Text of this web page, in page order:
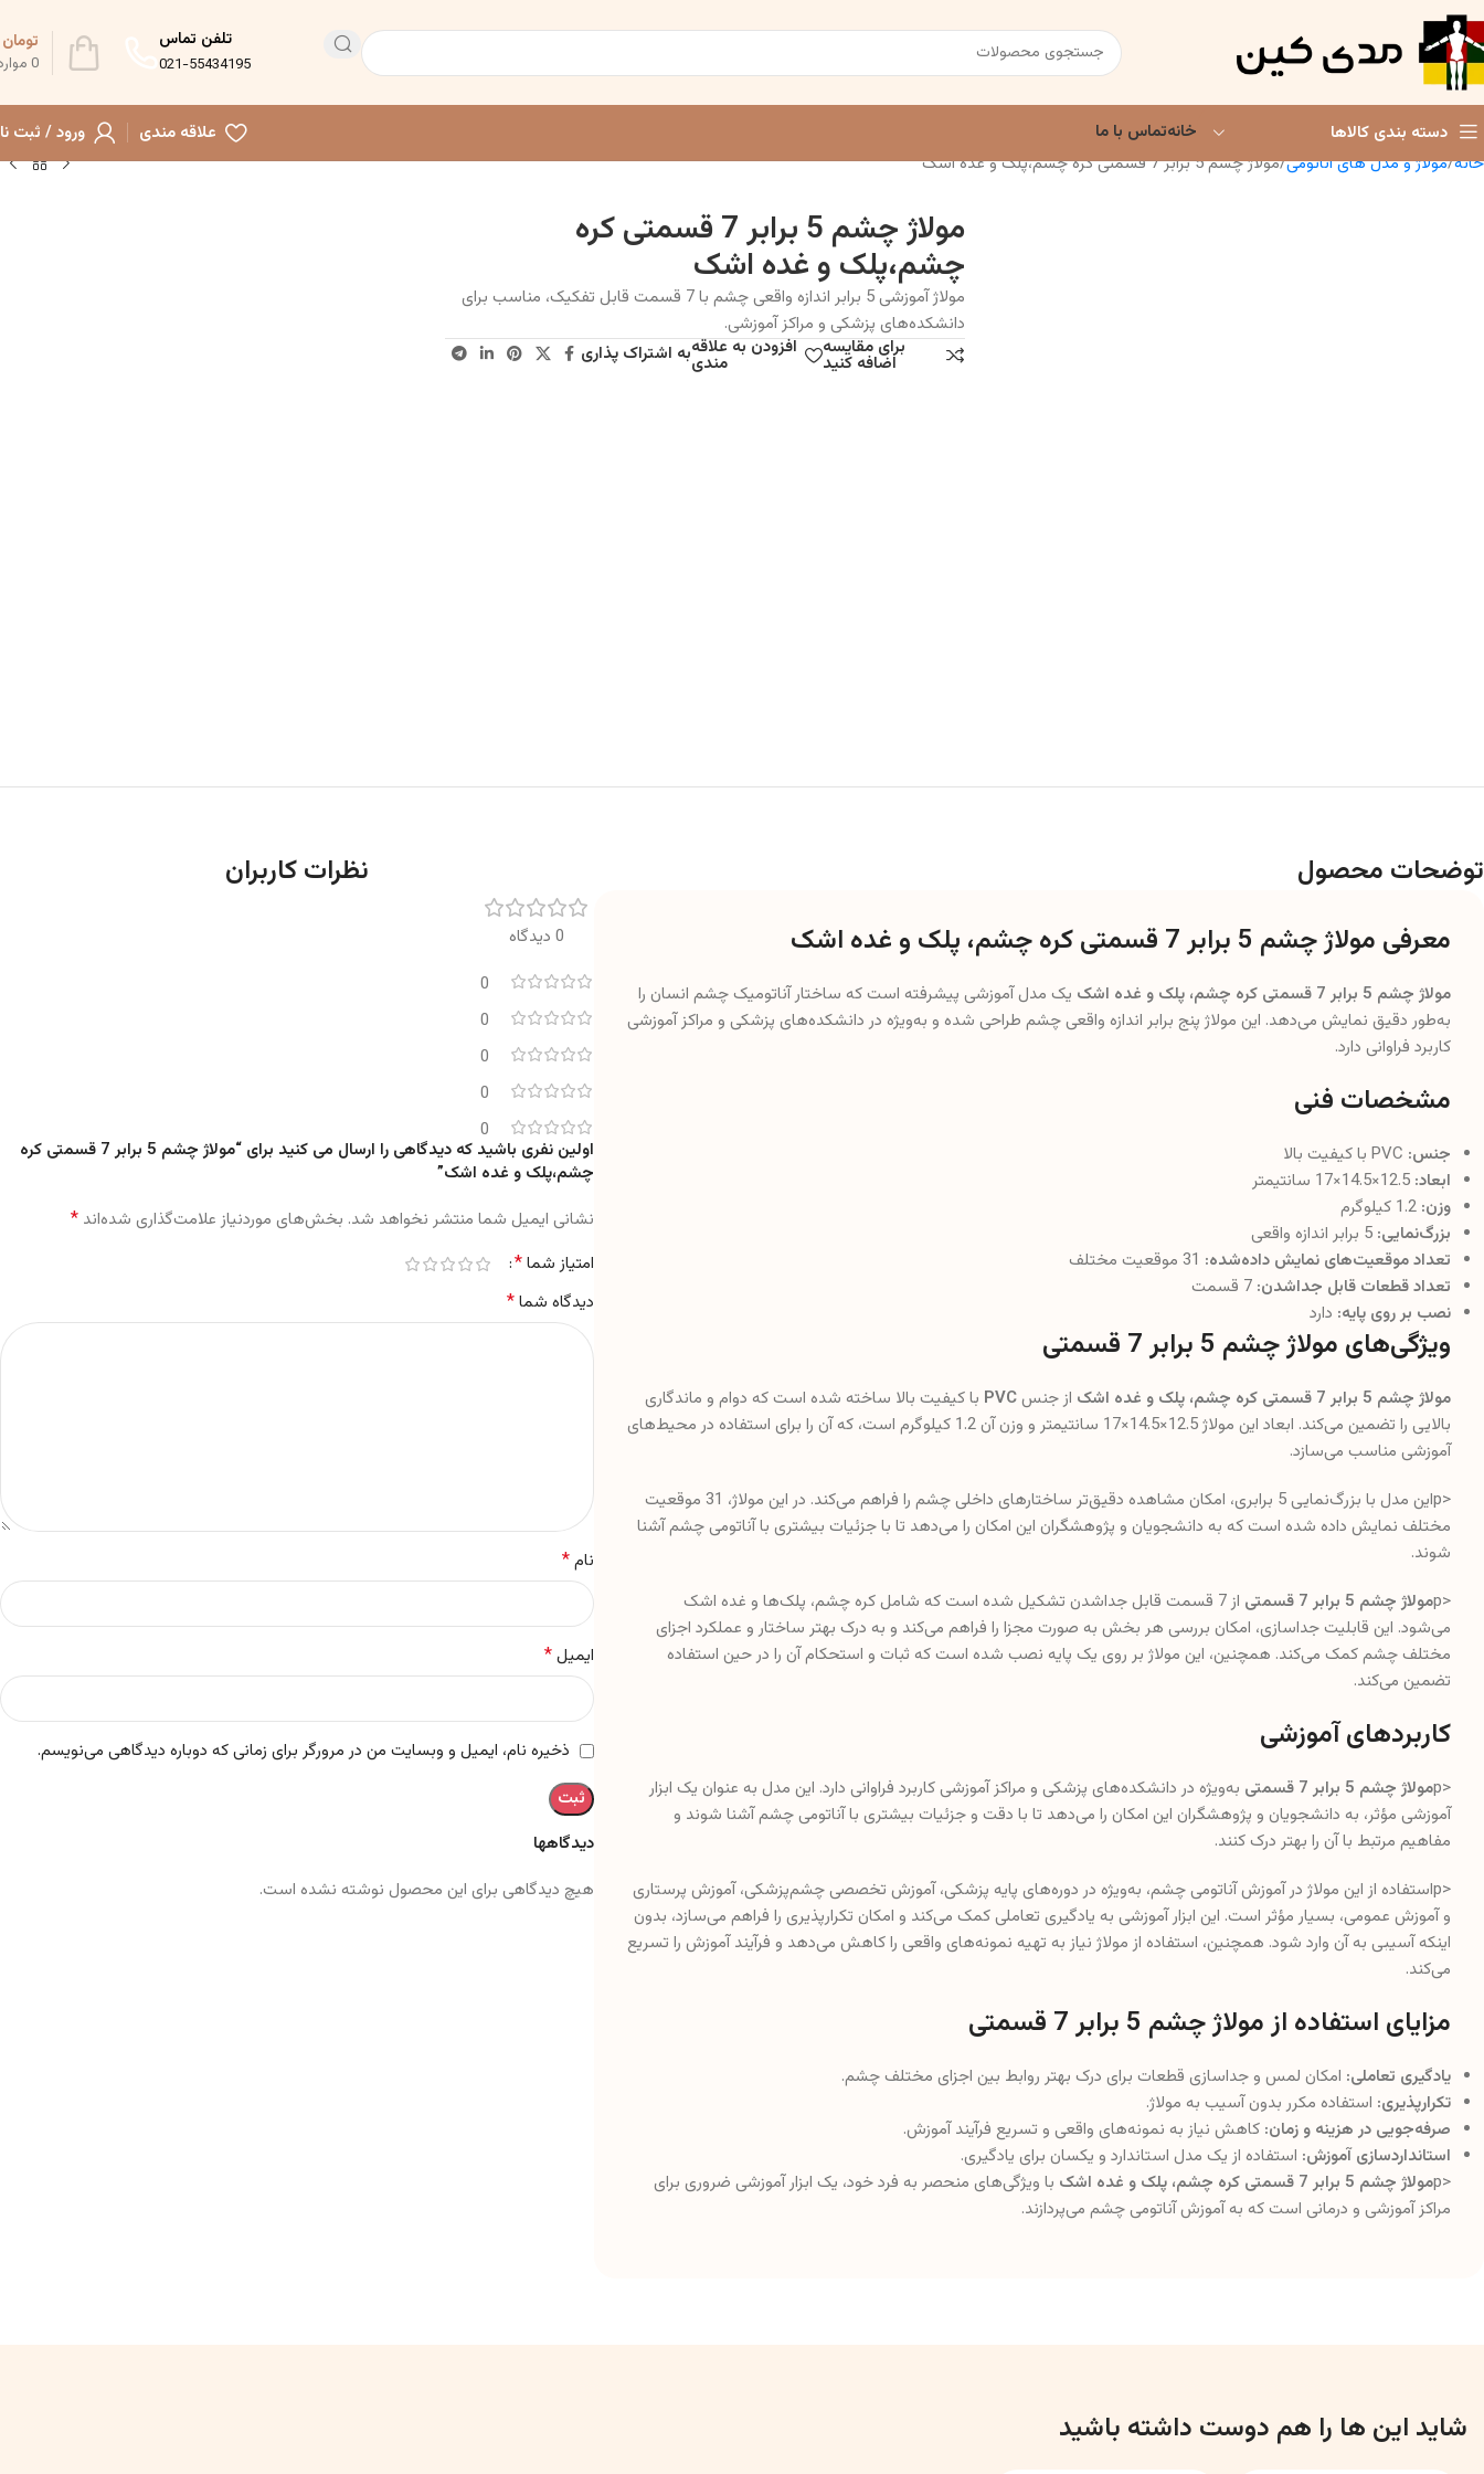
تلفن تماس
021-55434195
0
تومان
دسته بندی کالاها خانهتماس با ما علاقه مندی
ورود / ثبت
خانه مولاژ و مدل های آناتومی مولاژ چشم 5 برابر 7 قسمتی کره چشم،پلک و غده اشک
مولاژ چشم 5 برابر 7 قسمتی کره
چشم،پلک و غده اشک
مولاژ آموزشی 5 برابر اندازه واقعی چشم با 7 قسمت قابل تفکیک، مناسب برای
دانشکده‌های پزشکی و مراکز آموزشی.
برای مقایسه
اضافه کنید
افزودن به علاقه
مندیبه اشتراک پذاری
توضحات محصول
معرفی مولاژ چشم 5 برابر 7 قسمتی کره چشم، پلک و غده اشک
مولاژ چشم 5 برابر 7 قسمتی کره چشم، پلک و غده اشک
یک مدل آموزشی پیشرفته است که ساختار آناتومیک چشم انسان را
به‌طور دقیق نمایش می‌دهد. این مولاژ پنج برابر اندازه واقعی چشم طراحی شده و به‌ویژه در دانشکده‌های پزشکی و مراکز آموزشی
کاربرد فراوانی دارد.
مشخصات فنی
جنس:
ابعاد:
وزن:
بزرگ‌نمایی:
تعداد موقعیت‌های نمایش داده‌شده:
تعداد قطعات قابل جداشدن:
نصب بر روی پایه: دارد
ویژگی‌های مولاژ چشم 5 برابر 7 قسمتی
مولاژ چشم 5 برابر 7 قسمتی کره چشم، پلک و غده اشک از جنسPVC با کیفیت بالا ساخته شده است که دوام و ماندگاری
بالایی را تضمین می‌کند. ابعاد این مولاژ 12.5×14.5×17 سانتیمتر و وزن آن 1.2 کیلوگرم است، که آن را برای استفاده در محیط‌های
آموزشی مناسب می‌سازد.
<pاین مدل با بزرگ‌نمایی 5 برابری، امکان مشاهده دقیق‌تر ساختارهای داخلی چشم را فراهم می‌کند. در این مولاژ، 31 موقعیت
مختلف نمایش داده شده است که به دانشجویان و پژوهشگران این امکان را می‌دهد تا با جزئیات بیشتری با آناتومی چشم آشنا
شوند.
<p مولاژ چشم 5 برابر 7 قسمتی
از 7 قسمت قابل جداشدن تشکیل شده است که شامل کره چشم، پلک‌ها و غده اشک
می‌شود. این قابلیت جداسازی، امکان بررسی هر بخش به صورت مجزا را فراهم می‌کند و به درک بهتر ساختار و عملکرد اجزای
مختلف چشم کمک می‌کند. همچنین، این مولاژ بر روی یک پایه نصب شده است که ثبات و استحکام آن را در حین استفاده
تضمین می‌کند.
کاربردهای آموزشی
<p مولاژ چشم 5 برابر 7 قسمتی
به‌ویژه در دانشکده‌های پزشکی و مراکز آموزشی کاربرد فراوانی دارد. این مدل به عنوان یک ابزار
آموزشی مؤثر، به دانشجویان و پژوهشگران این امکان را می‌دهد تا با دقت و جزئیات بیشتری با آناتومی چشم آشنا شوند و
مفاهیم مرتبط با آن را بهتر درک کنند.
<pاستفاده از این مولاژ در آموزش آناتومی چشم، به‌ویژه در دوره‌های پایه پزشکی، آموزش تخصصی چشم‌پزشکی، آموزش پرستاری
و آموزش عمومی، بسیار مؤثر است. این ابزار آموزشی به یادگیری تعاملی کمک می‌کند و امکان تکرارپذیری را فراهم می‌سازد، بدون
اینکه آسیبی به آن وارد شود. همچنین، استفاده از مولاژ نیاز به تهیه نمونه‌های واقعی را کاهش می‌دهد و فرآیند آموزش را تسریع
می‌کند.
مزایای استفاده از مولاژ چشم 5 برابر 7 قسمتی
یادگیری تعاملی: امکان لمس و جداسازی قطعات برای درک بهتر روابط بین اجزای مختلف چشم.
تکرارپذیری: استفاده مکرر بدون آسیب به مولاژ.
صرفه‌جویی در هزینه و زمان: کاهش نیاز به نمونه‌های واقعی و تسریع فرآیند آموزش.
استانداردسازی آموزش: استفاده از یک مدل استاندارد و یکسان برای یادگیری.
<p مولاژ چشم 5 برابر 7 قسمتی کره چشم، پلک و غده اشک
با ویژگی‌های منحصر به فرد خود، یک ابزار آموزشی ضروری برای
مراکز آموزشی و درمانی است که به آموزش آناتومی چشم می‌پردازند.
نظرات کاربران
0 دیدگاه
0
0
0
0
0
دیدگاهها
هیچ دیدگاهی برای این محصول نوشته نشده است.
اولین نفری باشید که دیدگاهی را ارسال می کنید برای “مولاژ چشم 5 برابر 7 قسمتی کره
چشم،پلک و غده اشک”
نشانی ایمیل شما منتشر نخواهد شد. بخش‌های موردنیاز علامت‌گذاری شده‌اند*
امتیاز شما*
دیدگاه شما*
نام*
ایمیل*
ذخیره نام، ایمیل و وبسایت من در مرورگر برای زمانی که دوباره دیدگاهی می‌نویسم.
شاید این ها را هم دوست داشته باشید